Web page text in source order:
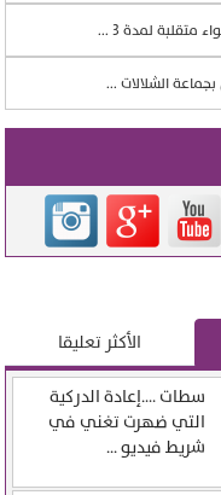
متقلبة لمدة 3 ...
الشلالات ...
الأكثر تعليقا
سطات ….إعادة الدركية
التي ضهرت تغني في
شريط فيديو ...